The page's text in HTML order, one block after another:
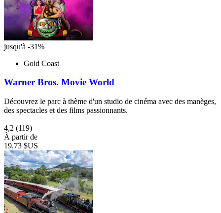
jusqu'à -31%
Gold Coast
Warner Bros. Movie World
Découvrez le parc à thème d'un studio de cinéma avec des manèges,
des spectacles et des films passionnants.
4,2 (119)
À partir de
19,73 $US